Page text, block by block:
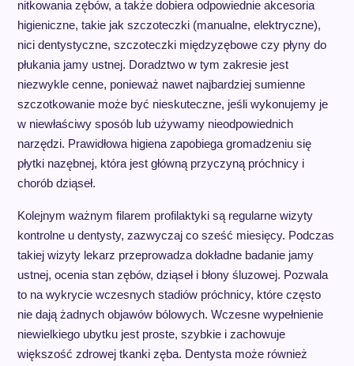
nitkowania zębów, a także dobiera odpowiednie akcesoria
higieniczne, takie jak szczoteczki (manualne, elektryczne),
nici dentystyczne, szczoteczki międzyzębowe czy płyny do
płukania jamy ustnej. Doradztwo w tym zakresie jest
niezwykle cenne, ponieważ nawet najbardziej sumienne
szczotkowanie może być nieskuteczne, jeśli wykonujemy je
w niewłaściwy sposób lub używamy nieodpowiednich
narzędzi. Prawidłowa higiena zapobiega gromadzeniu się
płytki nazębnej, która jest główną przyczyną próchnicy i
chorób dziąseł.
Kolejnym ważnym filarem profilaktyki są regularne wizyty
kontrolne u dentysty, zazwyczaj co sześć miesięcy. Podczas
takiej wizyty lekarz przeprowadza dokładne badanie jamy
ustnej, ocenia stan zębów, dziąseł i błony śluzowej. Pozwala
to na wykrycie wczesnych stadiów próchnicy, które często
nie dają żadnych objawów bólowych. Wczesne wypełnienie
niewielkiego ubytku jest proste, szybkie i zachowuje
większość zdrowej tkanki zęba. Dentysta może również